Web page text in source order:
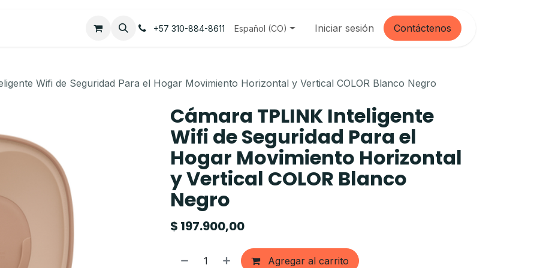
Contáctenos +57 310-884-8611 Español (CO) Iniciar sesión Contáctenos
Wifi de Seguridad Para el Hogar Movimiento Horizontal y Vertical COLOR Blanco Negro
Cámara TPLINK Inteligente
Wifi de Seguridad Para el
Hogar Movimiento Horizontal
y Vertical COLOR Blanco
Negro
$ 197.900,00
Agregar al carrito